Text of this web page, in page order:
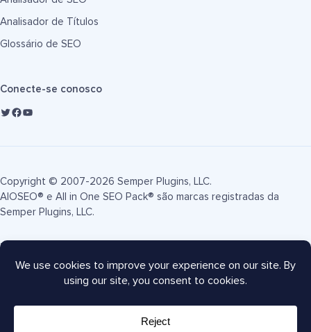
Analisador de Títulos
Glossário de SEO
Conecte-se conosco
Copyright © 2007-2026 Semper Plugins, LLC.
AIOSEO® e All in One SEO Pack® são marcas registradas da
Semper Plugins, LLC.
Termos de Serviço
Mapa do site
Cupom AIOSEO